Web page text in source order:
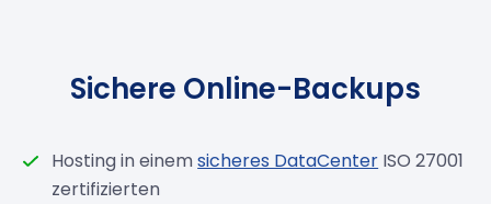
Sichere Online-Backups
Hosting in einemsicheres DataCenter ISO 27001
zertifizierten